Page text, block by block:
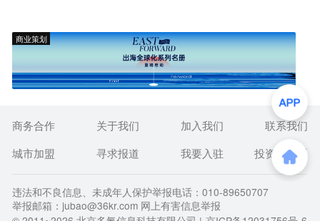
商业策划
商务合作 关于我们 加入我们
联系我们
城市加盟
寻求报道 我要入驻 投资者关系
违法和不良信息、未成年人保护举报电话：010-89650707
举报邮箱：jubao@36kr.com 网上有害信息举报